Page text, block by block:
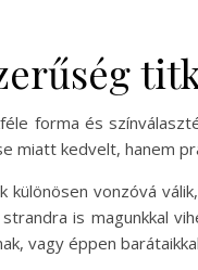
forma és
miatt kedvelt, hanem
különösen vonzóvá
is magunkkal
vagy éppen